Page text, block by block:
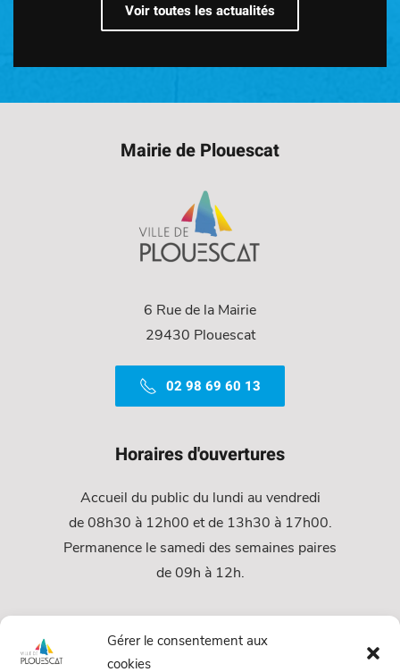
Gérer le consentement aux
cookies
Voir toutes les actualités
Mairie de Plouescat
6 Rue de la Mairie
29430 Plouescat
02 98 69 60 13
Horaires d'ouvertures
Accueil du public du lundi au vendredi
de 08h30 à 12h00 et de 13h30 à 17h00.
Permanence le samedi des semaines paires
de 09h à 12h.
Services